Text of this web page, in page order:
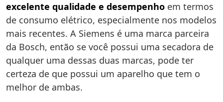
excelente qualidade e desempenho em termos
de consumo elétrico, especialmente nos modelos
mais recentes. A Siemens é uma marca parceira
da Bosch, então se você possui uma secadora de
qualquer uma dessas duas marcas, pode ter
certeza de que possui um aparelho que tem o
melhor de ambas.